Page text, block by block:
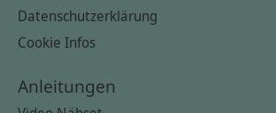
Datenschutzerklärung
Cookie Infos
Anleitungen